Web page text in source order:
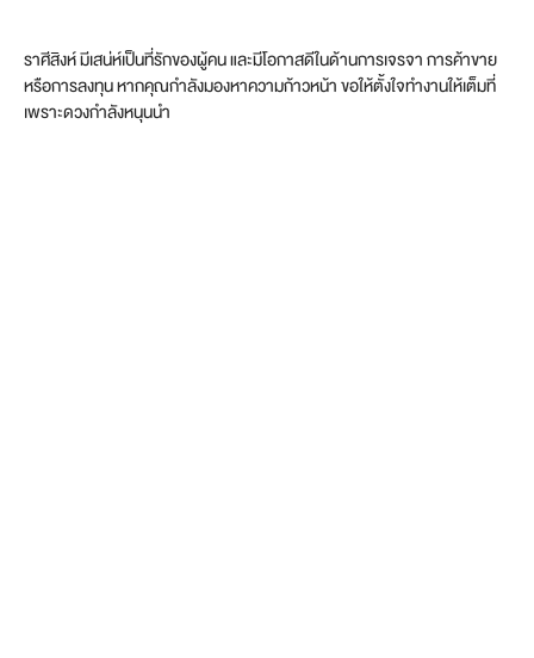
ราศีสิงห์ มีเสน่ห์เป็นที่รักของผู้คน และมีโอกาสดีในด้านการเจรจา การค้าขาย
หรือการลงทุน หากคุณกำลังมองหาความก้าวหน้า ขอให้ตั้งใจทำงานให้เต็มที่
เพราะดวงกำลังหนุนนำ